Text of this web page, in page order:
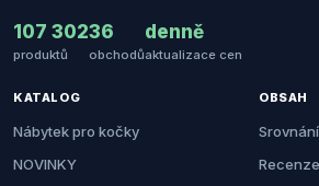
107 302
produktů
36
obchodů
denně
aktualizace cen
KATALOG
Nábytek pro kočky
NOVINKY
OBSAH
Srovnání
Recenze